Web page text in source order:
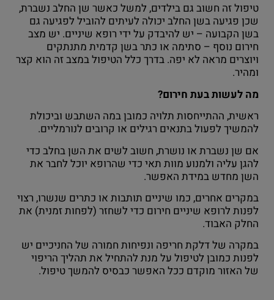
טיפול זה חשוב גם בילדים, למשל כאשר שן החלב נשברת,
שכן פגיעה בשן החלב יכולה לעיתים להוביל לפגיעה גם
בשן הקבועה – יש להיבדק על ידי רופא שיניים. יש מצב
חירום נוסף – סתימה או כתר בשן קדמית מתנתקים
ויוצרים מראה לא יפה. בדרך כלל הטיפול במצב זה הוא קצר
ומהיר.
מה לעשות בעת חירום?
ראשית, ההתייחסות תלויה כמובן במה השתבש וביכולת
להמשיך לפעול בתנאים רגילים או קרובים לנורמליים.
אם שן נשברת או נושרת, חשוב לשים את השן בחלב כדי
להגן עליה ולמנוע מוות תאי כדי שהרופא יוכל לחבר את
השן מחדש במידת האפשר.
במקרים אחרים, כמו שיניים תותבות או כתרים שנשרו, רצוי
לפנות לרופא שיניים חירום כדי לשחזר (לפחות זמנית) את
החלק האבוד.
במקרה של דלקת חריפה ונפיחות חמורה של החניכיים יש
לפנות כמובן לטיפול על מנת להתחיל את תהליך הריפוי
של האזור מוקדם ככל האפשר כבסיס להמשך טיפול.